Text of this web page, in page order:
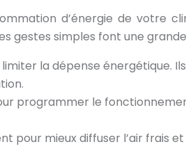
d’énergie de votre
gestes simples font une
limiter la dépense
programmer le
mieux diffuser l’air frais